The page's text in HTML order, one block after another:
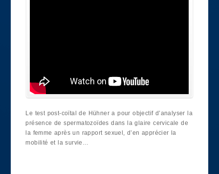
Le test post-coïtal de Hühner a pour objectif d’analyser la
présence de spermatozoïdes dans la glaire cervicale de
la femme après un rapport sexuel, d’en apprécier la
mobilité et la survie…